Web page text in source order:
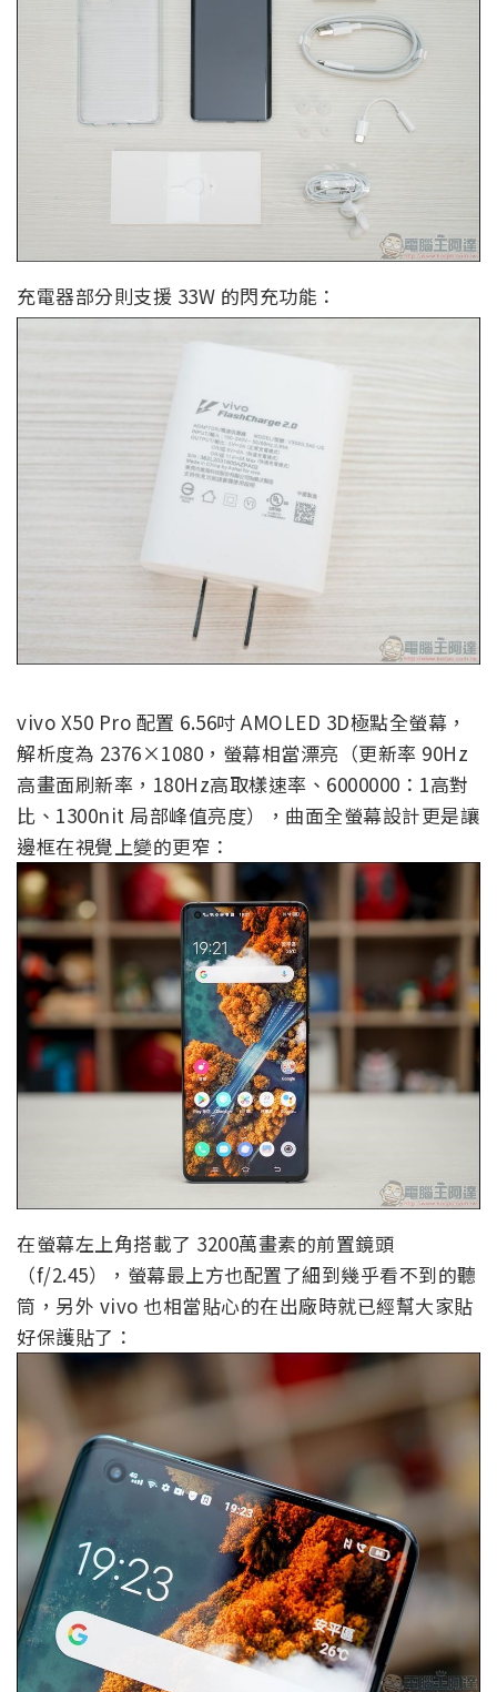
充電器部分則支援 33W 的閃充功能：
vivo X50 Pro 配置 6.56吋 AMOLED 3D極點全螢幕，
解析度為 2376×1080，螢幕相當漂亮（更新率 90Hz
高畫面刷新率，180Hz高取樣速率、6000000：1高對
比、1300nit 局部峰值亮度），曲面全螢幕設計更是讓
邊框在視覺上變的更窄：
在螢幕左上角搭載了 3200萬畫素的前置鏡頭
（f/2.45），螢幕最上方也配置了細到幾乎看不到的聽
筒，另外 vivo 也相當貼心的在出廠時就已經幫大家貼
好保護貼了：